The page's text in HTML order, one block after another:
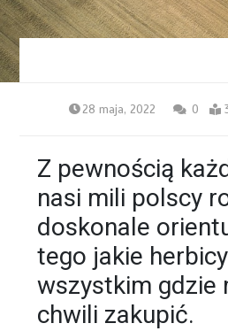
28 maja, 2022 0
Z pewnością
nasi mili polscy
doskonale
tego jakie
wszystkim gdzie
chwili zakupić.